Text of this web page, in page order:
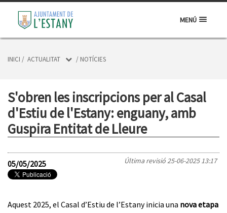
MENÚ
INICI / ACTUALITAT / NOTÍCIES
S'obren les inscripcions per al Casal
d'Estiu de l'Estany: enguany, amb
Guspira Entitat de Lleure
Última revisió25-06-2025 13:17
05/05/2025
Aquest 2025, el Casal d’Estiu de l’Estany inicia una nova etapa